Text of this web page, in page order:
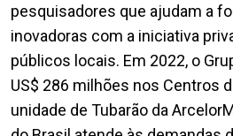
pesquisadores que ajudam a
inovadoras com a iniciativa
públicos locais. Em 2022, o
US$ 286 milhões nos Centros
unidade de Tubarão da